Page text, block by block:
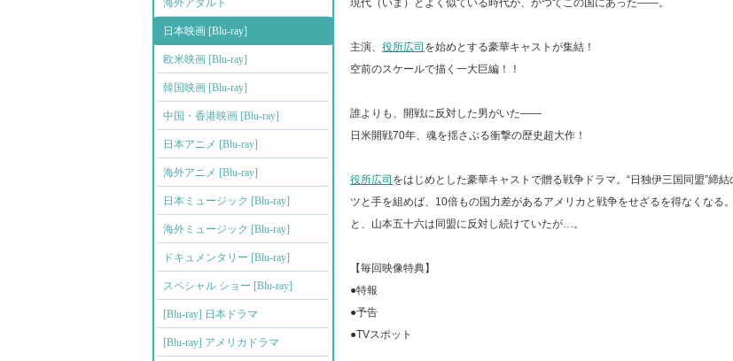
海外アダルト
日本映画 [Blu-ray]
欧米映画 [Blu-ray]
韓国映画 [Blu-ray]
中国・香港映画 [Blu-ray]
日本アニメ [Blu-ray]
海外アニメ [Blu-ray]
日本ミュージック [Blu-ray]
海外ミュージック [Blu-ray]
ドキュメンタリー [Blu-ray]
スペシャル ショー [Blu-ray]
[Blu-ray] 日本ドラマ
[Blu-ray] アメリカドラマ
現代（いま）とよく似ている時代が、かつてこの国にあった――。
主演、 役所広司 を始めとする豪華キャストが集結！
空前のスケールで描く一大巨編！！
誰よりも、開戦に反対した男がいた――
日米開戦70年、魂を揺さぶる衝撃の歴史超大作！
役所広司 をはじめとした豪華キャストで贈る戦争ドラマ。“日独伊三国同盟”締
ツと手を組めば、10倍もの国力差があるアメリカと戦争をせざるを得なくなる
と、山本五十六は同盟に反対し続けていたが…。
【毎回映像特典】
●特報
●予告
●TVスポット